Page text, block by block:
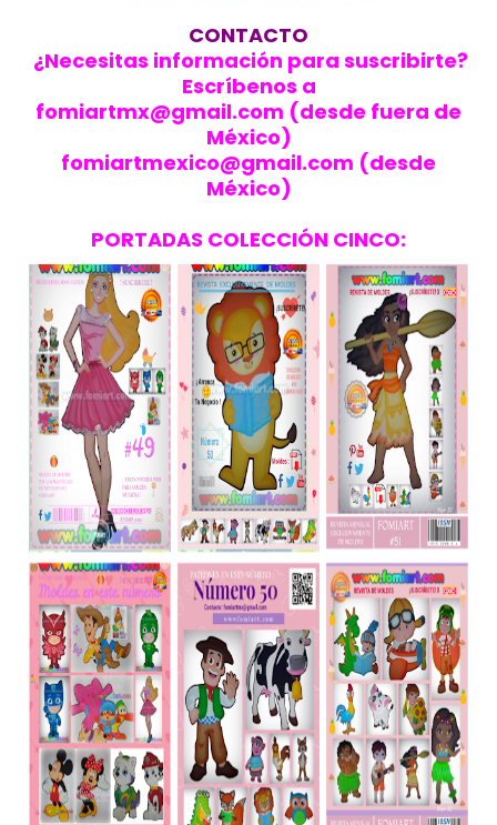
CONTACTO
¿Necesitas información para suscribirte?
Escríbenos a
fomiartmx@gmail.com (desde fuera de
México)
fomiartmexico@gmail.com (desde
México)
PORTADAS COLECCIÓN CINCO: